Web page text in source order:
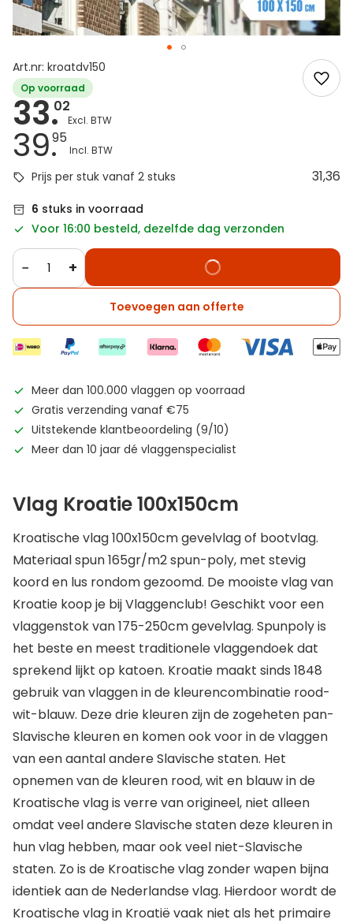
Art.nr: kroatdv150
Op voorraad
33.02
39.95
Prijs per stuk vanaf 2 stuks 31,36
6 stuks in voorraad
Voor 16:00 besteld, dezelfde dag verzonden
− +
Toevoegen aan offerte
Meer dan 100.000 vlaggen op voorraad
Gratis verzending vanaf €75
Uitstekende klantbeoordeling (9/10)
Meer dan 10 jaar dé vlaggenspecialist
Vlag Kroatie 100x150cm
Kroatische vlag 100x150cm gevelvlag of bootvlag.
Materiaal spun 165gr/m2 spun-poly, met stevig
koord en lus rondom gezoomd. De mooiste vlag van
Kroatie koop je bij Vlaggenclub! Geschikt voor een
vlaggenstok van 175-250cm gevelvlag. Spunpoly is
het beste en meest traditionele vlaggendoek dat
sprekend lijkt op katoen. Kroatie maakt sinds 1848
gebruik van vlaggen in de kleurencombinatie rood-
wit-blauw. Deze drie kleuren zijn de zogeheten pan-
Slavische kleuren en komen ook voor in de vlaggen
van een aantal andere Slavische staten. Het
opnemen van de kleuren rood, wit en blauw in de
Kroatische vlag is verre van origineel, niet alleen
omdat veel andere Slavische staten deze kleuren in
hun vlag hebben, maar ook veel niet-Slavische
staten. Zo is de Kroatische vlag zonder wapen bijna
identiek aan de Nederlandse vlag. Hierdoor wordt de
Kroatische vlag in Kroatië vaak niet als het primaire